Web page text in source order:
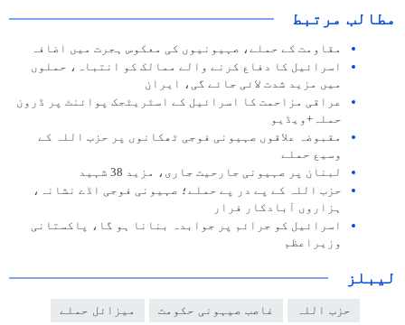
مطالب مرتبط
مقاومت کے حملے، صہیونیوں کی معکوس ہجرت میں اضافہ
اسرائیل کا دفاع کرنے والے ممالک کو انتباہ، حملوں
میں مزید شدت لائی جائے گی، ایران
عراقی مزاحمت کا اسرائیل کے اسٹریٹجک پوائنٹ پر ڈرون
حملہ+ویڈیو
مقبوضہ علاقوں صہیونی فوجی ٹھکانوں پر حزب اللہ کے
وسیع حملے
لبنان پر صہیونی جارحیت جاری، مزید 38 شہید
حزب اللہ کے پے در پے حملے؛ صہیونی فوجی اڈے نشانہ،
ہزاروں آبادکار فرار
اسرائیل کو جرائم پر جوابدہ بنانا ہو گا، پاکستانی
وزیراعظم
لیبلز
حزب اللہ غاصب صیہونی حکومت میزائل حملے